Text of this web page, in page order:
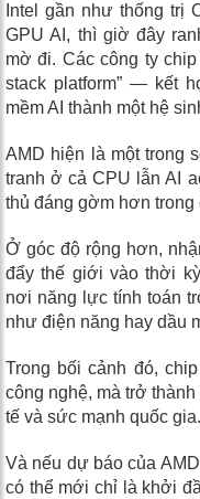
Intel gần như thống trị
GPU AI, thì giờ đây
mờ đi. Các công ty
stack platform” — kết
mềm AI thành một hệ
AMD hiện là một trong
tranh ở cả CPU lẫn AI
thủ đáng gờm hơn trong
Ở góc độ rộng hơn,
đẩy thế giới vào thời
nơi năng lực tính toán
như điện năng hay dầu
Trong bối cảnh đó,
công nghệ, mà trở
tế và sức mạnh quốc gia.
Và nếu dự báo của
có thể mới chỉ là khởi